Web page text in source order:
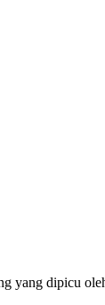
yang dipicu